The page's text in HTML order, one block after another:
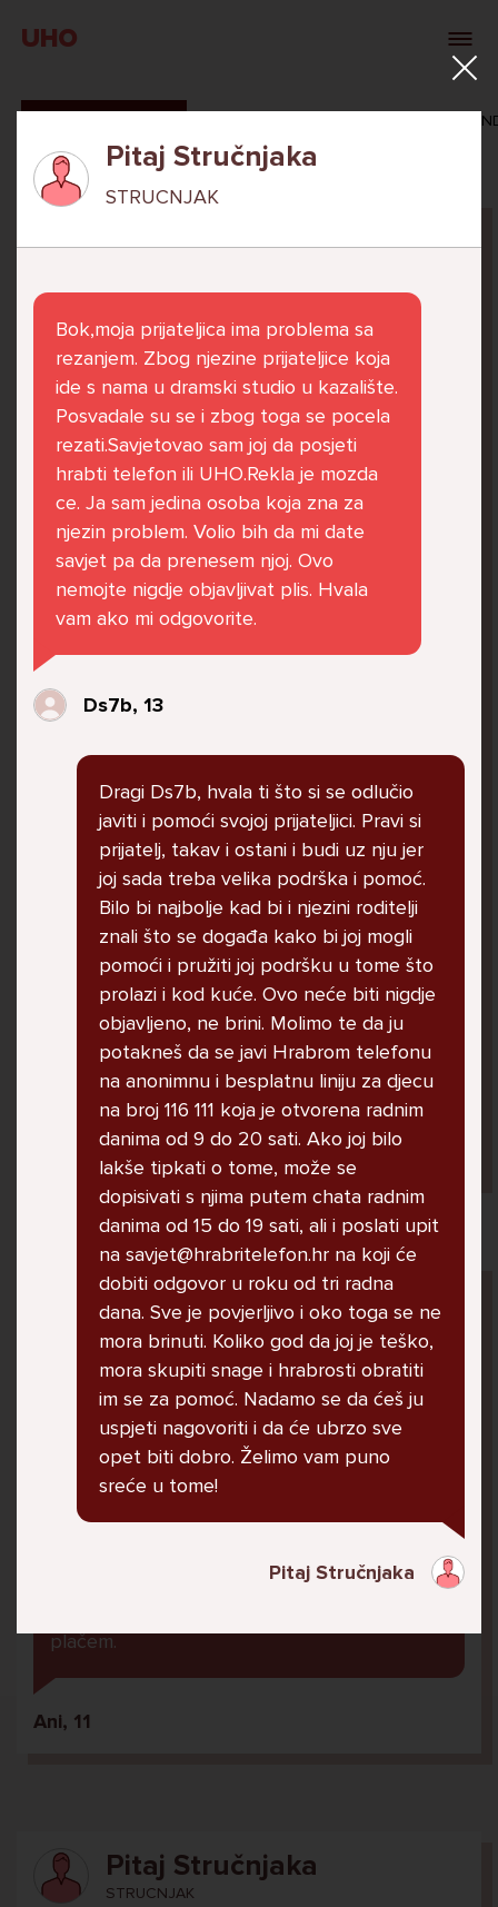
UHO
VERONIKA
Već 6 godina u školi nekoliko cura iz mog
razreda me izbacuju iz zajedničkih aktivnosti
te me iskorištavaju. Dečki iz mojeg razreda mi
govore da sam glupača te me preko discorda
vrijeđaju jer sam niska te mi govore da se
ubijem. Prije mjesec dana su me istukli kod
parka iz čistog mira dok sam prolazila sa
svojim susjedama i malim psom. Stalno u
krevet idem plačući. Nesvjesno te zbog
ljutnje sam se počela tući po nogama no
prestala sam jer me važna osoba potaknula
na to. Prije toga svega nakon nekoliko godina
prijateljstva ostavila me najbolja prijateljica
nisam htjela ići u školu jer me to sve jako
pogodilo. Cyber bulyala me preko snapchata
i drugih drugih društvenih mreža. Sad opet
razgovaramo no jako teško. Stalno provodim
vrijeme učeći ili trenirajući moje pse jako sam
vezana za njih te ih jako volim Često
razgovaram s mamom no ne želim joj sve reći
jer me ne shvaća. Ponekad želim skočiti sa
balkona svoje kuće. Neznam što da više
Lana, 12
Pitaj Stručnjaka
STRUCNJAK
U školi me ogovara nekoliko prijatelja ne
znam zašto. Čak su napravili grupu gdje me
prijateljica rekla. Više ne želim ići u školu ali
plačem.
Ani, 11
Pitaj Stručnjaka
STRUCNJAK
Pitaj Stručnjaka
STRUCNJAK
Bok,moja prijateljica ima problema sa
rezanjem. Zbog njezine prijateljice koja
ide s nama u dramski studio u kazalište.
Posvadale su se i zbog toga se pocela
rezati.Savjetovao sam joj da posjeti
hrabti telefon ili UHO.Rekla je mozda
ce. Ja sam jedina osoba koja zna za
njezin problem. Volio bih da mi date
savjet pa da prenesem njoj. Ovo
nemojte nigdje objavljivat plis. Hvala
vam ako mi odgovorite.
Ds7b, 13
Dragi Ds7b, hvala ti što si se odlučio
javiti i pomoći svojoj prijateljici. Pravi si
prijatelj, takav i ostani i budi uz nju jer
joj sada treba velika podrška i pomoć.
Bilo bi najbolje kad bi i njezini roditelji
znali što se događa kako bi joj mogli
pomoći i pružiti joj podršku u tome što
prolazi i kod kuće. Ovo neće biti nigdje
objavljeno, ne brini. Molimo te da ju
potakneš da se javi Hrabrom telefonu
na anonimnu i besplatnu liniju za djecu
na broj 116 111 koja je otvorena radnim
danima od 9 do 20 sati. Ako joj bilo
lakše tipkati o tome, može se
dopisivati s njima putem chata radnim
danima od 15 do 19 sati, ali i poslati upit
na savjet@hrabritelefon.hr na koji će
dobiti odgovor u roku od tri radna
dana. Sve je povjerljivo i oko toga se ne
mora brinuti. Koliko god da joj je teško,
mora skupiti snage i hrabrosti obratiti
im se za pomoć. Nadamo se da ćeš ju
uspjeti nagovoriti i da će ubrzo sve
opet biti dobro. Želimo vam puno
sreće u tome!
Pitaj Stručnjaka